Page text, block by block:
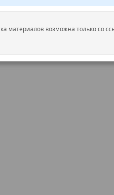
материалов возможна только со